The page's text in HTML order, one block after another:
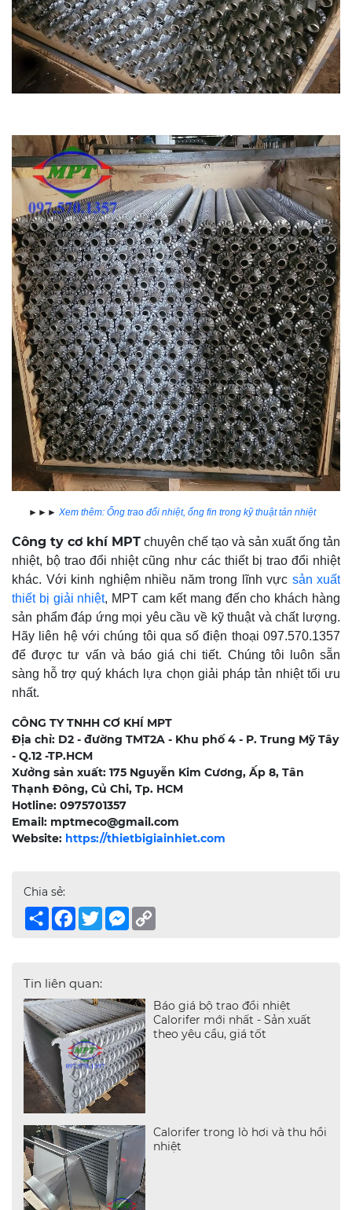
►►► Xem thêm: Ống trao đổi nhiệt, ống fin trong kỹ thuật tản nhiệt
Công ty cơ khí MPT chuyên chế tạo và sản xuất ống tản
nhiệt, bộ trao đổi nhiệt cũng như các thiết bị trao đổi nhiệt
khác. Với kinh nghiệm nhiều năm trong lĩnh vực sản xuất
thiết bị giải nhiệt, MPT cam kết mang đến cho khách hàng
sản phẩm đáp ứng mọi yêu cầu về kỹ thuật và chất lượng.
Hãy liên hệ với chúng tôi qua số điện thoại 097.570.1357
để được tư vấn và báo giá chi tiết. Chúng tôi luôn sẵn
sàng hỗ trợ quý khách lựa chọn giải pháp tản nhiệt tối ưu
nhất.
CÔNG TY TNHH CƠ KHÍ MPT
Địa chỉ: D2 - đường TMT2A - Khu phố 4 - P. Trung Mỹ Tây
- Q.12 -TP.HCM
Xưởng sản xuất: 175 Nguyễn Kim Cương, Ấp 8, Tân
Thạnh Đông, Củ Chi, Tp. HCM
Hotline: 0975701357
Email: mptmeco@gmail.com
Website: https://thietbigiainhiet.com
Chia sẻ:
ShareFacebook
TwitterMessenger
Tin liên quan:
Báo giá bộ trao đổi nhiệt
Calorifer mới nhất - Sản xuất
theo yêu cầu, giá tốt
Calorifer trong lò hơi và thu hồi
nhiệt